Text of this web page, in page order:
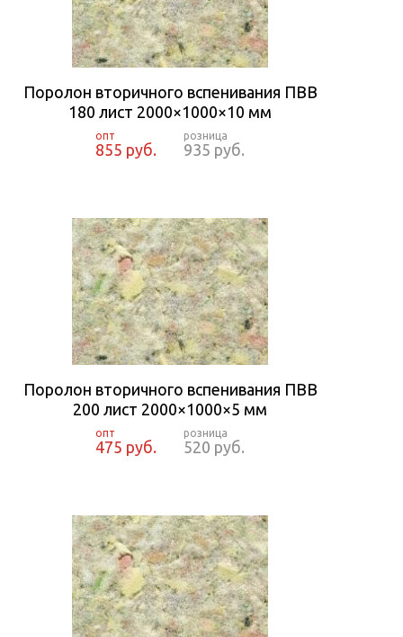
Поролон вторичного вспенивания ПВВ
180 лист 2000×1000×10 мм
855 руб. 935 руб.
Поролон вторичного вспенивания ПВВ
200 лист 2000×1000×5 мм
475 руб. 520 руб.